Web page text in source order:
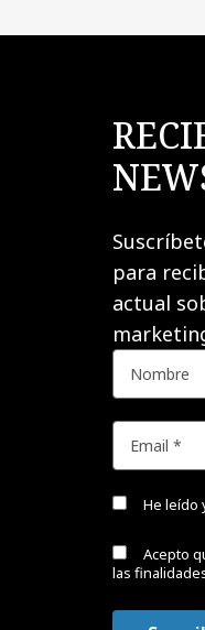
para
actual
He leído
Acepto
las